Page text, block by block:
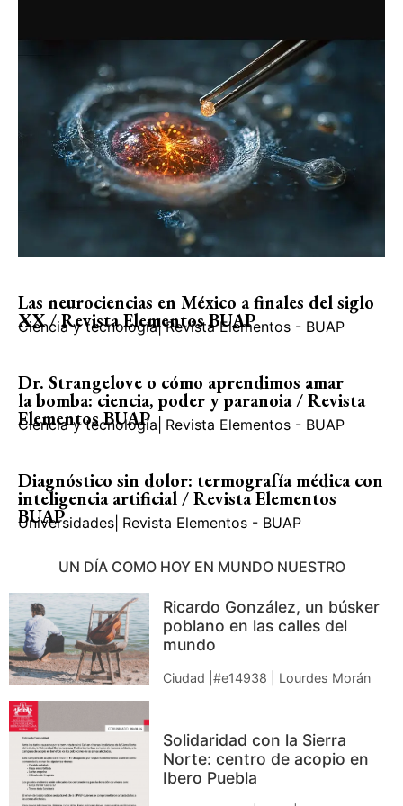
Las neurociencias en México a finales del siglo
XX / Revista Elementos BUAP
Ciencia y tecnología| Revista Elementos - BUAP
Dr. Strangelove o cómo aprendimos amar
la bomba: ciencia, poder y paranoia / Revista
Elementos BUAP
Ciencia y tecnología Revista Elementos - BUAP
Diagnóstico sin dolor: termografía médica con
inteligencia artificial / Revista Elementos
BUAP
Universidades Revista Elementos - BUAP
UN DÍA COMO HOY EN MUNDO NUESTRO
Ricardo González, un búsker
poblano en las calles del
mundo
Ciudad |#e14938 | Lourdes Morán
Solidaridad con la Sierra
Norte: centro de acopio en
Ibero Puebla